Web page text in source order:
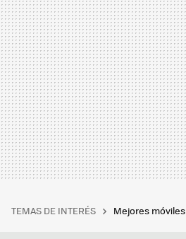
TEMAS DE INTERÉS Mejores móviles